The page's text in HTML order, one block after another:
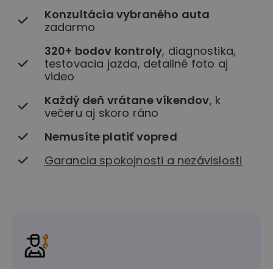
Konzultácia vybraného auta
zadarmo
320+ bodov kontroly, diagnostika,
testovacia jazda, detailné foto aj
video
Každý deň vrátane víkendov, k
večeru aj skoro ráno
Nemusíte platiť vopred
Garancia spokojnosti a nezávislosti